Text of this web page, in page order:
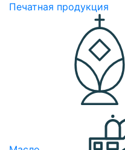
Печатная продукция